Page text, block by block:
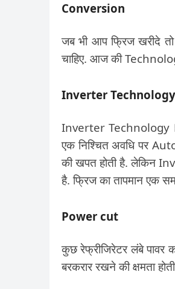
Conversion
जब भी आप फ्रिज खरीदे तो
चाहिए. आज की
Inverter Technology
Inverter Technology
एक निश्चित अवधि पर
की खपत होती है. लेकिन
है. फ्रिज का तापमान एक
Power cut
कुछ रेफ्रीजिरेटर लंबे पावर
बरकरार रखने की क्षमता